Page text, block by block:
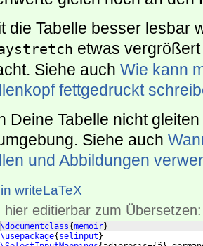
die Tabelle besser lesbar
etwas
Siehe auch Wie kann
fettgedruckt
Deine Tabelle nicht
Siehe auch
und Abbildungen
writeLaTeX
hier editierbar zum Übersetzen:
\documentclass{memoir}
\usepackage{ selinput }